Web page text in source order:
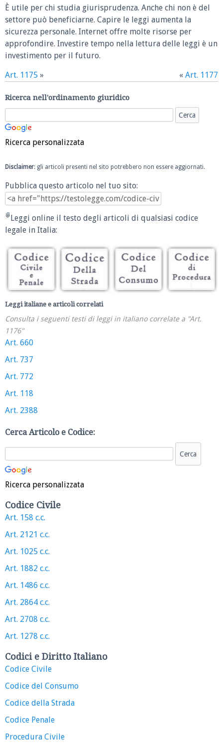
È utile per chi studia giurisprudenza. Anche chi non è del
settore può beneficiarne. Capire le leggi aumenta la
sicurezza personale. Internet offre molte risorse per
approfondire. Investire tempo nella lettura delle leggi è un
investimento per il futuro.
Art. 1175 » « Art. 1177
Ricerca nell'ordinamento giuridico
Ricerca personalizzata
Disclaimer: gli articoli presenti nel sito potrebbero non essere aggiornati.
Pubblica questo articolo nel tuo sito:
Leggi online il testo degli articoli di qualsiasi codice
legale in Italia:
Leggi italiane e articoli correlati
Consulta i seguenti testi di leggi in italiano correlate a "Art.
1176"
Art. 660
Art. 737
Art. 772
Art. 118
Art. 2388
Cerca Articolo e Codice:
Ricerca personalizzata
Codice Civile
Art. 158 c.c.
Art. 2121 c.c.
Art. 1025 c.c.
Art. 1882 c.c.
Art. 1486 c.c.
Art. 2864 c.c.
Art. 2708 c.c.
Art. 1278 c.c.
Codici e Diritto Italiano
Codice Civile
Codice del Consumo
Codice della Strada
Codice Penale
Procedura Civile